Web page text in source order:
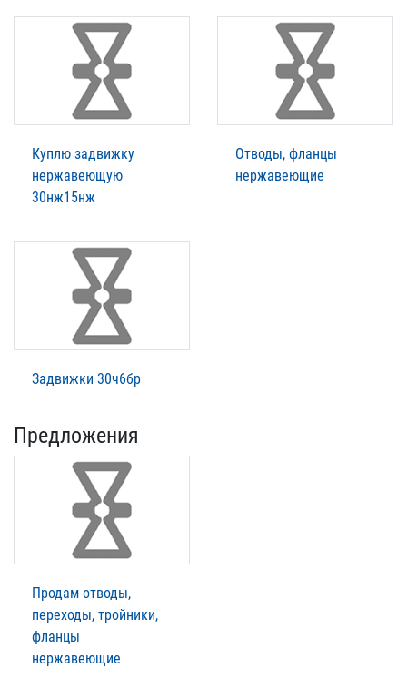
Куплю задвижку
нержавеющую
30нж15нж
Отводы, фланцы
нержавеющие
Задвижки 30ч6бр
Предложения
Продам отводы,
переходы, тройники,
фланцы
нержавеющие